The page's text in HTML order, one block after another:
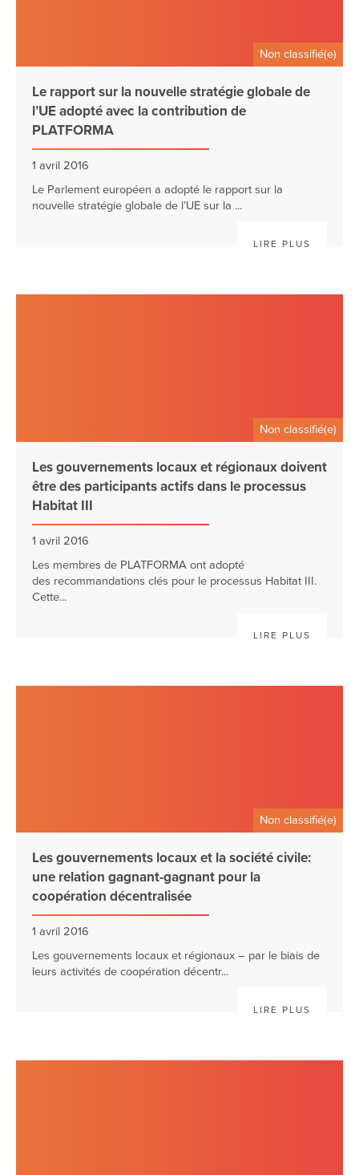
Non classifié(e)
Le rapport sur la nouvelle stratégie globale de
l’UE adopté avec la contribution de
PLATFORMA
1 avril 2016
Le Parlement européen a adopté le rapport sur la
nouvelle stratégie globale de l’UE sur la ...
LIRE PLUS
Non classifié(e)
Les gouvernements locaux et régionaux doivent
être des participants actifs dans le processus
Habitat III
1 avril 2016
Les membres de PLATFORMA ont adopté
des recommandations clés pour le processus Habitat III.
Cette...
LIRE PLUS
Non classifié(e)
Les gouvernements locaux et la société civile:
une relation gagnant-gagnant pour la
coopération décentralisée
1 avril 2016
Les gouvernements locaux et régionaux – par le biais de
leurs activités de coopération décentr...
LIRE PLUS